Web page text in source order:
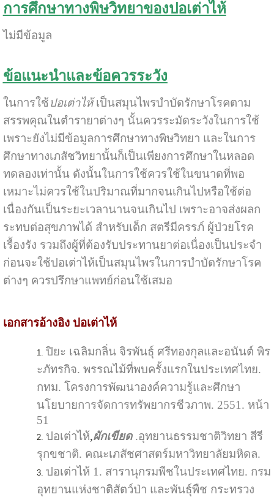
การศึกษาทางพิษวิทยาของปอเต่าไห้
ไม่มีข้อมูล
ข้อแนะนำและข้อควรระวัง
ในการใช้ปอเต่าไห้เป็นสมุนไพรบำบัดรักษาโรคตาม
สรรพคุณในตำรายาต่างๆ นั้นควรระมัดระวังในการใช้
เพราะยังไม่มีข้อมูลการศึกษาทางพิษวิทยา และในการ
ศึกษาทางเภสัชวิทยานั้นก็เป็นเพียงการศึกษาในหลอด
ทดลองเท่านั้น ดังนั้นในการใช้ควรใช้ในขนาดที่พอ
เหมาะไม่ควรใช้ในปริมาณที่มากจนเกินไปหรือใช้ต่อ
เนื่องกันเป็นระยะเวลานานจนเกินไป เพราะอาจส่งผลก
ระทบต่อสุขภาพได้ สำหรับเด็ก สตรีมีครรภ์ ผู้ป่วยโรค
เรื้องรัง รวมถึงผู้ที่ต้องรับประทานยาต่อเนื่องเป็นประจำ
ก่อนจะใช้ปอเต่าไห้เป็นสมุนไพรในการบำบัดรักษาโรค
ต่างๆ ควรปรึกษาแพทย์ก่อนใช้เสมอ
เอกสารอ้างอิง ปอเต่าไห้
ปิยะ เฉลิมกลิ่น จิรพันธุ์ ศรีทองกุลและอนันต์ พิร
ะภัทรกิจ. พรรณไม้ที่พบครั้งแรกในประเทศไทย.
กทม. โครงการพัฒนาองค์ความรู้และศึกษา
นโยบายการจัดการทรัพยากรชีวภาพ. 2551. หน้า
51
ปอเต่าไห้,ผักเขียด .อุทยานธรรมชาติวิทยา สีรี
รุกขชาติ. คณะเภสัชศาสตร์มหาวิทยาลัยมหิดล.
ปอเต่าไห้ 1. สารานุกรมพืชในประเทศไทย. กรม
อุทยานแห่งชาติสัตว์ป่า และพันธุ์พืช กระทรวง